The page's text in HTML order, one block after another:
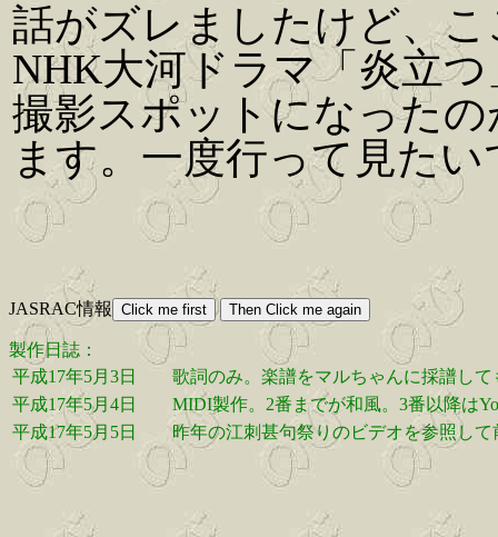
話がズレましたけど、
NHK大河ドラマ「炎立
撮影スポットになったの
ます。一度行って見たい
JASRAC情報
製作日誌：
平成17年5月3日
歌詞のみ。楽譜をマルちゃんに採譜し
平成17年5月4日
MIDI製作。2番までが和風。3番以降は
平成17年5月5日
昨年の江刺甚句祭りのビデオを参照し